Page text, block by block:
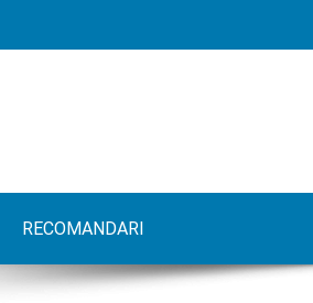
RECOMANDARI